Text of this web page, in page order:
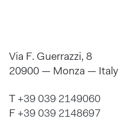
Via F. Guerrazzi, 8
20900 — Monza — Italy
T+39 039 2149060
F +39 039 2148697